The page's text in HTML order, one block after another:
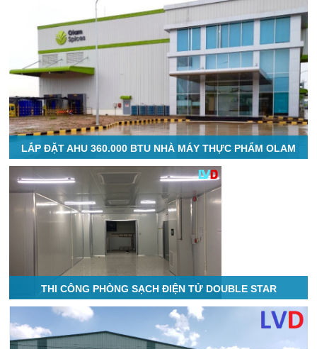
LẮP ĐẶT AHU 360.000 BTU NHÀ MÁY THỰC PHẨM OLAM
THI CÔNG PHÒNG SẠCH ĐIỆN TỬ DOUBLE STAR